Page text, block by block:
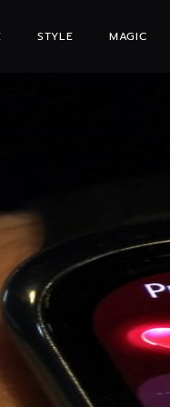
STYLE MAGIC